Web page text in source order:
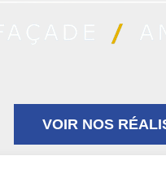
VOIR NOS